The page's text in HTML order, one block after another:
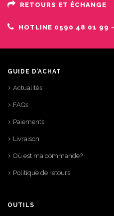
RETOURS ET ÉCHANGE
HOTLINE 0590 48 01 99
GUIDE D’ACHAT
Actualités
FAQs
Paiements
Livraison
Où est ma commande?
Politique de retours
OUTILS